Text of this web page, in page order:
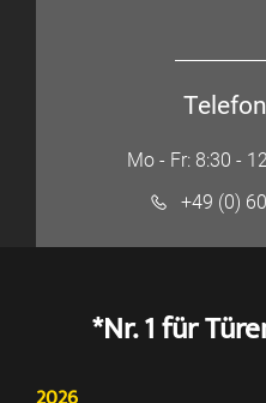
Mo - Fr: 8:30 -
+49 (0)
*Nr. 1 für